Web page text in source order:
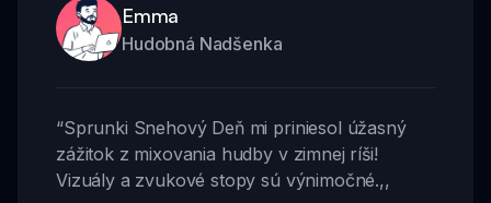
Emma
Hudobná Nadšenka
“Sprunki Snehový Deň mi priniesol úžasný
zážitok z mixovania hudby v zimnej ríši!
Vizuály a zvukové stopy sú výnimočné.,,